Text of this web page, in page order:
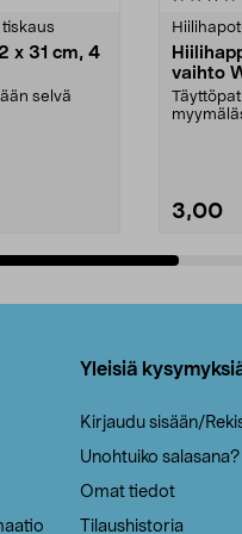
x 31 cm, 4
selvä
vaihto
3,00
Yleisiä
Kirjaudu sisään/
Unohtuiko salasana?
Omat tiedot
Tilaushistoria